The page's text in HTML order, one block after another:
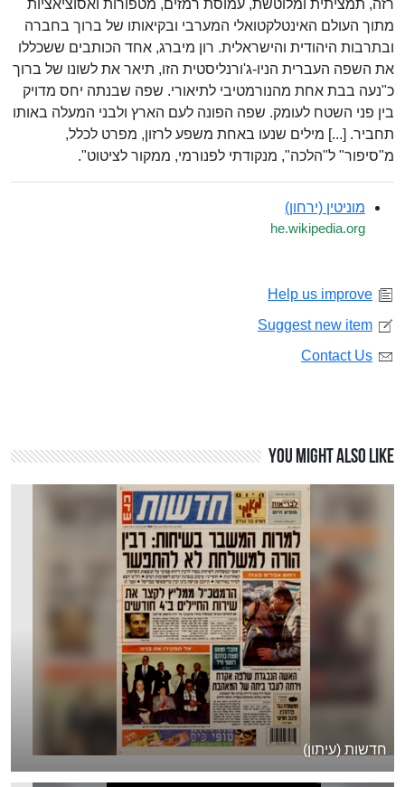
רזה, תמציתית ומלוטשת, עמוסת רמזים, מטפורות ואסוציאציות
מתוך העולם האינטלקטואלי המערבי ובקיאותו של ברוך בחברה
ובתרבות היהודית והישראלית. רון מיברג, אחד הכותבים ששכללו
את השפה העברית הניו-ג'ורנליסטית הזו, תיאר את לשונו של ברוך
כ"נעה בבת אחת מהנורמטיבי לתיאורי. שפה שבנתה יחס מדויק
בין פני השטח לעומק. שפה הפונה לעם הארץ ולבני המעלה באותו
תחביר. [...] מילים שנעו באחת משפע לרזון, מפרט לכלל,
מ"סיפור" ל"הלכה", מנקודתי לפנורמי, ממקור לציטוט".
מוניטין (ירחון)
he.wikipedia.org
Help us improve
Suggest new item
Contact Us
You might also like
חדשות (עיתון)